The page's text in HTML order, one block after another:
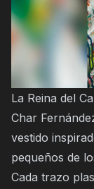
La Reina del
Char
vestido
pequeños de
Cada trazo